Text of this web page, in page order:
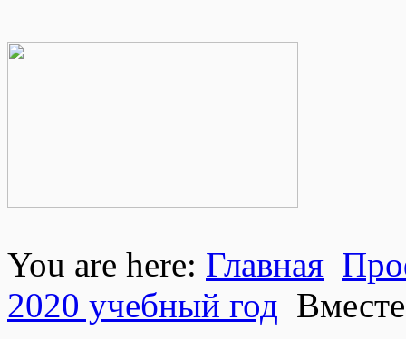
You are here: Главная
2020 учебный год